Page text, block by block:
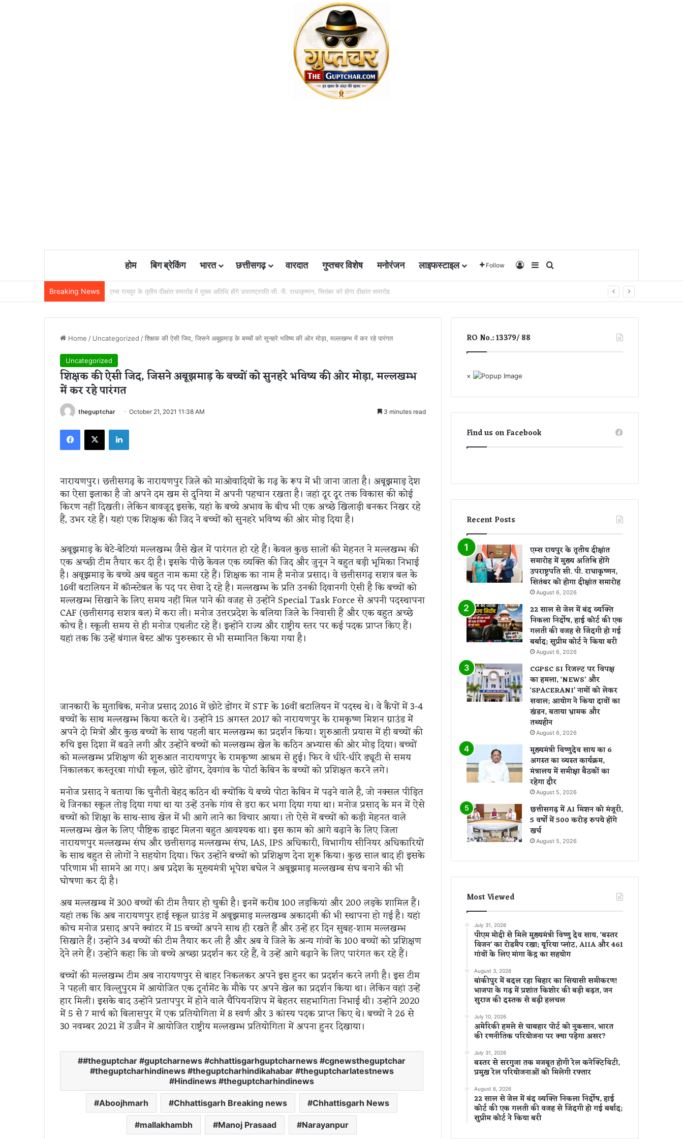
होम बिग ब्रेकिंग भारत छत्तीसगढ़ वारदात गुप्तचर विशेष मनोरंजन लाइफस्टाइल Follow Log InSidebar
Breaking News 22 साल से जेल में बंद व्यक्ति निकला निर्दोष, हाई कोर्ट की एक गलती की वजह से जिंदगी हो गई बर्बाद; सुप्रीम कोर्ट ने किया बरी
Home / Uncategorized /शिक्षक की ऐसी जिद, जिसने अबूझमाड़ के बच्चों को सुनहरे भविष्य की ओर मोड़ा, मल्लखम्भ में कर रहे पारंगत
Uncategorized
शिक्षक की ऐसी जिद, जिसने अबूझमाड़ के बच्चों को सुनहरे भविष्य की ओर मोड़ा, मल्लखम्भ
में कर रहे पारंगत
theguptchar October 21, 2021 11:38 AM 3 minutes read
नारायणपुर। छत्तीसगढ़ के नारायणपुर जिले को माओवादियों के गढ़ के रूप में भी जाना जाता है। अबूझमाड़ देश
का ऐसा इलाका है जो अपने दम खम से दुनिया में अपनी पहचान रखता है। जहां दूर दूर तक विकास की कोई
किरण नहीं दिखती। लेकिन बावजूद इसके, यहां के बच्चे अभाव के बीच भी एक अच्छे खिलाड़ी बनकर निखर रहे
हैं, उभर रहे हैं। यहां एक शिक्षक की जिद ने बच्चों को सुनहरे भविष्य की ओर मोड़ दिया है।
अबूझमाड़ के बेटे-बेटियां मल्लखम्भ जैसे खेल में पारंगत हो रहे हैं। केवल कुछ सालों की मेहनत ने मल्लखम्भ की
एक अच्छी टीम तैयार कर दी है। इसके पीछे केवल एक व्यक्ति की जिद और जुनून ने बहुत बड़ी भूमिका निभाई
है। अबूझमाड़ के बच्चे अब बहुत नाम कमा रहे हैं। शिक्षक का नाम है मनोज प्रसाद। वे छत्तीसगढ़ सशत्र बल के
16वीं बटालियन में कॉन्स्टेबल के पद पर सेवा दे रहे है। मल्लखम्भ के प्रति उनकी दिवानगी ऐसी है कि बच्चों को
मल्लखम्भ सिखाने के लिए समय नहीं मिल पाने की वजह से उन्होंने Special Task Force से अपनी पदस्थापना
CAF (छत्तीसगढ़ सशत्र बल) में करा ली। मनोज उत्तरप्रदेश के बलिया जिले के निवासी हैं और एक बहुत अच्छे
कोच है। स्कूली समय से ही मनोज एथलीट रहे हैं। इन्होंने राज्य और राष्ट्रीय स्तर पर कई पदक प्राप्त किए हैं।
यहां तक कि उन्हें बंगाल बेस्ट ऑफ पुरुस्कार से भी सम्मानित किया गया है।
जानकारी के मुताबिक, मनोज प्रसाद 2016 में छोटे डोंगर में STF के 16वीं बटालियन में पदस्थ थे। वे कैंपों में 3-4
बच्चों के साथ मल्लखम्भ किया करते थे। उन्होंने 15 अगस्त 2017 को नारायणपुर के रामकृष्ण मिशन ग्राउंड में
अपने दो मित्रों और कुछ बच्चों के साथ पहली बार मल्लखम्भ का प्रदर्शन किया। शुरुआती प्रयास में ही बच्चों की
रुचि इस दिशा में बढऩे लगी और उन्होंने बच्चों को मल्लखम्भ खेल के कठिन अभ्यास की ओर मोड़ दिया। बच्चों
को मल्लखम्भ प्रशिक्षण की शुरुआत नारायणपुर के रामकृष्ण आश्रम से हुई। फिर वे धीरे-धीरे ड्यूटी से समय
निकालकर कस्तूरबा गांधी स्कूल, छोटे डोंगर, देवगांव के पोर्टा केबिन के बच्चों को प्रशिक्षत करने लगे।
मनोज प्रसाद ने बताया कि चुनौती बेहद कठिन थी क्योंकि ये बच्चे पोटा केबिन में पढ़ने वाले है, जो नक्सल पीड़ित
थे जिनका स्कूल तोड़ दिया गया था या उन्हें उनके गांव से डरा कर भगा दिया गया था। मनोज प्रसाद के मन में ऐसे
बच्चों को शिक्षा के साथ-साथ खेल में भी आगे लाने का विचार आया। तो ऐसे में बच्चों को कड़ी मेहनत वाले
मल्लखम्भ खेल के लिए पौष्टिक डाइट मिलना बहुत आवश्यक था। इस काम को आगे बढ़ाने के लिए जिला
नारायणपुर मल्लखम्भ संघ और छत्तीसगढ़ मल्लखम्भ संघ, IAS, IPS अधिकारी, विभागीय सीनियर अधिकारियों
के साथ बहुत से लोगों ने सहयोग दिया। फिर उन्होंने बच्चों को प्रशिक्षण देना शुरू किया। कुछ साल बाद ही इसके
परिणाम भी सामने आ गए। अब प्रदेश के मुख्यमंत्री भूपेश बघेल ने अबूझमाड़ मल्लखम्ब संघ बनाने की भी
घोषणा कर दी है।
अब मल्लखम्ब में 300 बच्चों की टीम तैयार हो चुकी है। इनमें करीब 100 लड़कियां और 200 लड़के शामिल हैं।
यहां तक कि अब नारायणपुर हाई स्कूल ग्राउंड में अबूझमाड़ मल्लखम्ब अकादमी की भी स्थापना हो गई है। यहां
कोच मनोज प्रसाद अपने क्वांटर में 15 बच्चों अपने साथ ही रखते हैं और उन्हें हर दिन सुबह-शाम मल्लखम्भ
सिखाते हैं। उन्होंने 34 बच्चों की टीम तैयार कर ली है और अब वे जिले के अन्य गांवों के 100 बच्चों को प्रशिक्षण
देने लगे हैं। उन्होंने कहा कि जो बच्चे अच्छा प्रदर्शन कर रहे हैं, वे उन्हें आगे बढ़ाने के लिए पारंगत कर रहे हैं।
बच्चों की मल्लखम्भ टीम अब नारायणपुर से बाहर निकलकर अपने इस हुनर का प्रदर्शन करने लगी है। इस टीम
ने पहली बार विल्लुपुरम में आयोजित एक टूर्नामेंट के मौके पर अपने खेल का प्रदर्शन किया था। लेकिन वहां उन्हें
हार मिली। इसके बाद उन्होंने प्रतापपुर में होने वाले चैंपियनशिप में बेहतर सहभागिता निभाई थी। उन्होंने 2020
में 5 से 7 मार्च को बिलासपुर में एक प्रतियोगिता में 8 स्वर्ण और 3 कांस्य पदक प्राप्त किए थे। बच्चों ने 26 से
30 नवम्बर 2021 में उज्जैन में आयोजित राष्ट्रीय मल्लखम्भ प्रतियोगिता में अपना हुनर दिखाया।
#theguptchar #guptcharnews #chhattisgarhguptcharnews #cgnewstheguptchar
#theguptcharhindinews #theguptcharhindikahabar #theguptcharlatestnews
#Hindinews #theguptcharhindinews
Aboojhmarh Chhattisgarh Breaking news Chhattisgarh News
mallakhambh Manoj Prasaad Narayanpur
RO No.: 13379/ 88
×
Find us on Facebook
Recent Posts
एम्स रायपुर के तृतीय दीक्षांत
समारोह में मुख्य अतिथि होंगे
उपराष्ट्रपति सी. पी. राधाकृष्णन,
सितंबर को होगा दीक्षांत समारोह
August 6, 2026
22 साल से जेल में बंद व्यक्ति
निकला निर्दोष, हाई कोर्ट की एक
गलती की वजह से जिंदगी हो गई
बर्बाद; सुप्रीम कोर्ट ने किया बरी
August 6, 2026
CGPSC SI रिजल्ट पर विपक्ष
का हमला, ‘NEWS’ और
‘SPACERANI’ नामों को लेकर
सवाल; आयोग ने किया दावों का
खंडन, बताया भ्रामक और
तथ्यहीन
August 6, 2026
मुख्यमंत्री विष्णुदेव साय का 6
अगस्त का व्यस्त कार्यक्रम,
मंत्रालय में समीक्षा बैठकों का
रहेगा दौर
August 5, 2026
छत्तीसगढ़ में AI मिशन को मंजूरी,
5 वर्षों में 500 करोड़ रुपये होंगे
खर्च
August 5, 2026
Most Viewed
July 31, 2026
पीएम मोदी से मिले मुख्यमंत्री विष्णु देव साय, ‘बस्तर
विजन’ का रोडमैप रखा; यूरिया प्लांट, AIIA और 461
गांवों के लिए मांगा केंद्र का सहयोग
August 3, 2026
बांकीपुर में बदल रहा बिहार का सियासी समीकरण!
भाजपा के गढ़ में प्रशांत किशोर की बड़ी बढ़त, जन
सुराज की दस्तक से बढ़ी हलचल
July 10, 2026
अमेरिकी हमले से चाबहार पोर्ट को नुकसान, भारत
की रणनीतिक परियोजना पर क्या पड़ेगा असर?
July 31, 2026
बस्तर से सरगुजा तक मजबूत होगी रेल कनेक्टिविटी,
प्रमुख रेल परियोजनाओं को मिलेगी रफ्तार
August 6, 2026
22 साल से जेल में बंद व्यक्ति निकला निर्दोष, हाई
कोर्ट की एक गलती की वजह से जिंदगी हो गई बर्बाद;
सुप्रीम कोर्ट ने किया बरी